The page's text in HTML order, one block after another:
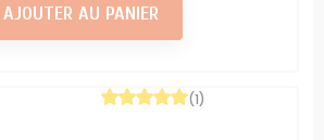
AJOUTER AU PANIER
(1)